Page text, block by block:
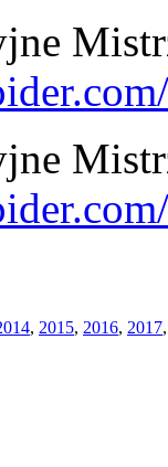
, 2015, 2016, 2017